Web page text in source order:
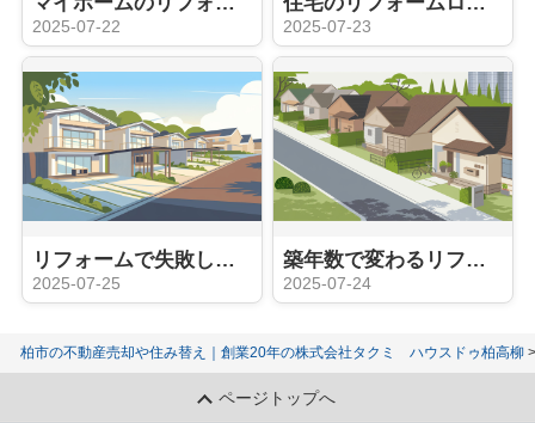
2025-07-22 2025-07-23
リフォームで失敗しないための事例紹介！後悔を防ぐ方法も解説
2025-07-25
築年数で変わるリフォームのタイミングは？目安や計画の立て方も紹介
2025-07-24
柏市の不動産売却や住み替え｜創業20年の株式会社タクミ ハウスドゥ柏高柳
ページトップへ